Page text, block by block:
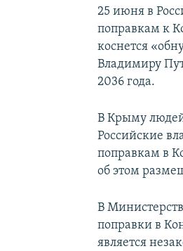
25 июня в
поправкам к
коснется
Владимиру
2036 года.
В Крыму
Российские
поправкам в
об этом
В
поправки в
является